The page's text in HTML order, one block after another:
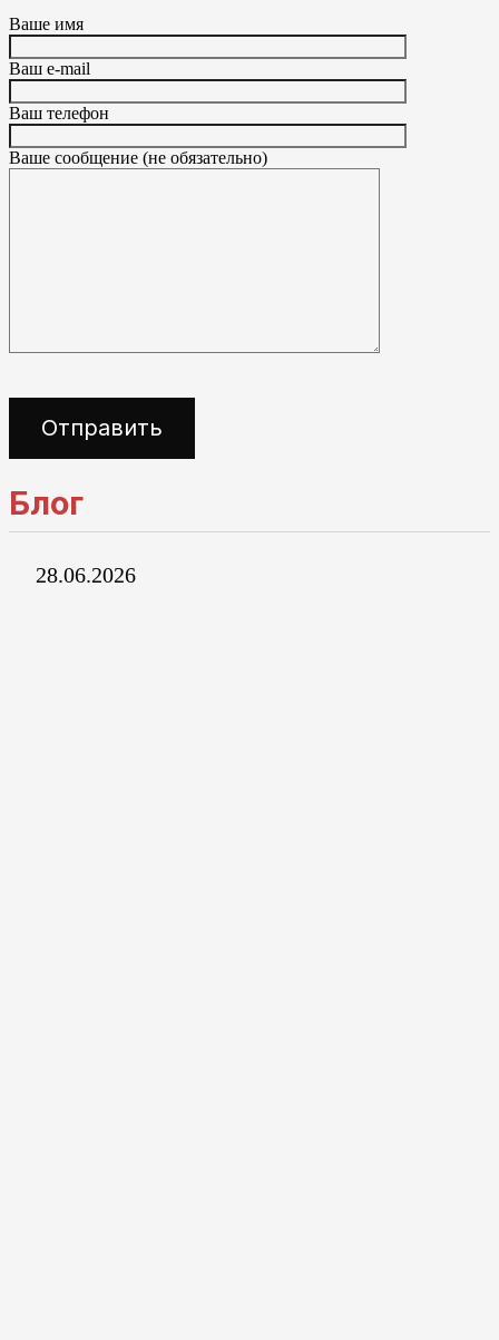
Ваше имя
Ваш e-mail
Ваш телефон
Ваше сообщение (не обязательно)
Блог
28.06.2026